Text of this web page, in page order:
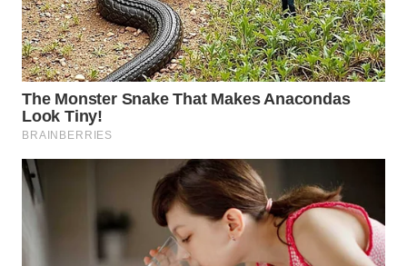
WN
SEMARANG
WN
SOLO
BOROBUDUR